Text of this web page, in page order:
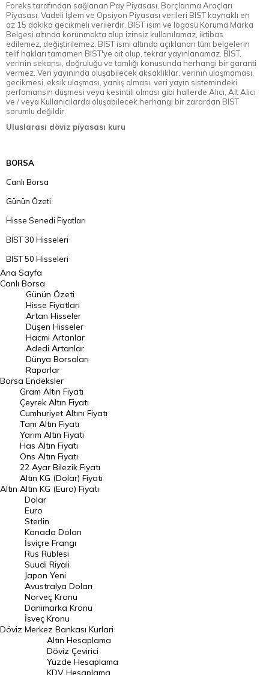
Foreks tarafından sağlanan Pay Piyasası, Borçlanma Araçları
Piyasası, Vadeli İşlem ve Opsiyon Piyasası verileri BIST kaynaklı en
az 15 dakika gecikmeli verilerdir. BIST isim ve logosu Koruma Marka
Belgesi altında korunmakta olup izinsiz kullanılamaz, iktibas
edilemez, değiştirilemez. BIST ismi altında açıklanan tüm belgelerin
telif hakları tamamen BIST'ye ait olup, tekrar yayınlanamaz. BIST,
verinin sekansı, doğruluğu ve tamlığı konusunda herhangi bir garanti
vermez. Veri yayınında oluşabilecek aksaklıklar, verinin ulaşmaması,
gecikmesi, eksik ulaşması, yanlış olması, veri yayın sistemindeki
perfomansın düşmesi veya kesintili olması gibi hallerde Alıcı, Alt Alıcı
ve / veya Kullanıcılarda oluşabilecek herhangi bir zarardan BIST
sorumlu değildir.
Uluslarası döviz piyasası kuru
BORSA
Canlı Borsa
Günün Özeti
Hisse Senedi Fiyatları
BIST 30 Hisseleri
BIST 50 Hisseleri
BIST 100 Hisseleri
En Çok Artan Hisseler
En Çok Düşen Hisseler
Hacmi Artanlar
Geçmiş Kapanışlar
Dünya Borsaları
Raporlar
Endeksler
DÖVİZ
Döviz Kuru
Dolar Kuru
Euro Kuru
Pound Kuru
Frank Kuru
Riyal Kuru
Avustralya Doları
Danimarka Kronu Kuru
Kanada Doları Kuru
Norveç Kronu Kuru
İsveç Kronu Kuru
Japon Yeni Kuru
Ana Sayfa
Canlı Borsa
Borsa
Günün Özeti
Hisse Fiyatları
Artan Hisseler
Düşen Hisseler
Hacmi Artanlar
Adedi Artanlar
Dünya Borsaları
Raporlar
Endeksler
Altın
Gram Altın Fiyatı
Çeyrek Altın Fiyatı
Cumhuriyet Altını Fiyatı
Tam Altın Fiyatı
Yarım Altın Fiyatı
Has Altın Fiyatı
Ons Altın Fiyatı
22 Ayar Bilezik Fiyatı
Altın KG (Dolar) Fiyatı
Altın KG (Euro) Fiyatı
Döviz
Dolar
Euro
Sterlin
Kanada Doları
İsviçre Frangı
Rus Rublesi
Suudi Riyali
Japon Yeni
Avustralya Doları
Norveç Kronu
Danimarka Kronu
İsveç Kronu
Merkez Bankası Kurlari
Altın Hesaplama
Döviz Çevirici
Yüzde Hesaplama
KDV Hesaplama